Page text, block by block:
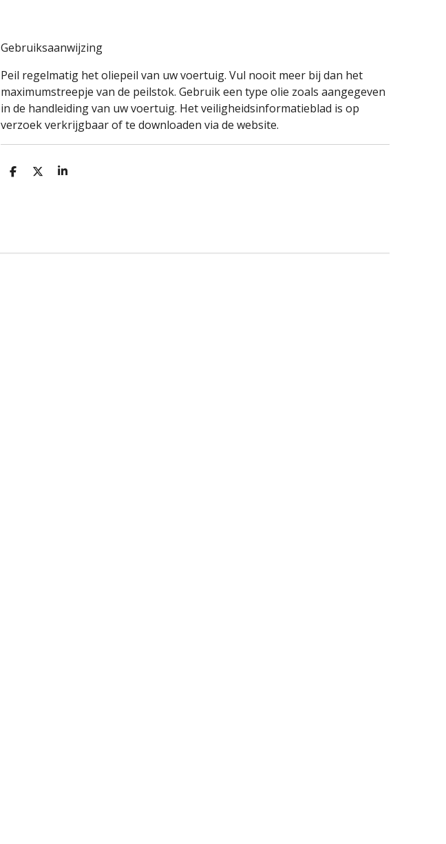
Gebruiksaanwijzing
Peil regelmatig het oliepeil van uw voertuig. Vul nooit meer bij dan het
maximumstreepje van de peilstok. Gebruik een type olie zoals aangegeven
in de handleiding van uw voertuig. Het veiligheidsinformatieblad is op
verzoek verkrijgbaar of te downloaden via de website.
D
D
S